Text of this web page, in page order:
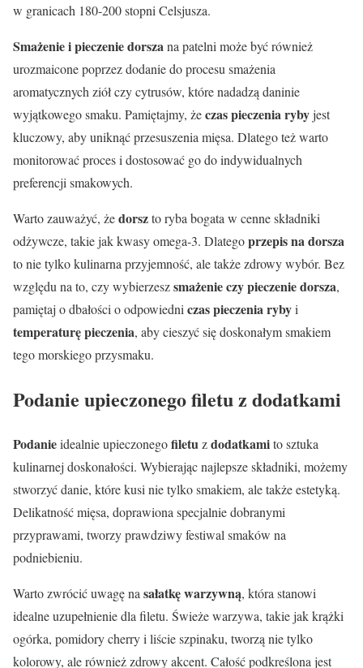
w granicach 180-200 stopni Celsjusza.
Smażenie i pieczenie dorszana patelni może być również
urozmaicone poprzez dodanie do procesu smażenia
aromatycznych ziół czy cytrusów, które nadadzą daninie
wyjątkowego smaku. Pamiętajmy, żeczas pieczenia rybyjest
kluczowy, aby uniknąć przesuszenia mięsa. Dlatego też warto
monitorować proces i dostosować go do indywidualnych
preferencji smakowych.
Warto zauważyć, żedorszto ryba bogata w cenne składniki
odżywcze, takie jak kwasy omega-3. Dlategoprzepis na dorsza
to nie tylko kulinarna przyjemność, ale także zdrowy wybór. Bez
względu na to, czy wybierzeszsmażenie czy pieczenie dorsza,
pamiętaj o dbałości o odpowiedni czas pieczenia rybyi
temperaturę pieczenia, aby cieszyć się doskonałym smakiem
tego morskiego przysmaku.
Podanie upieczonego filetu z dodatkami
Podanieidealnie upieczonegofiletu zdodatkamito sztuka
kulinarnej doskonałości. Wybierając najlepsze składniki, możemy
stworzyć danie, które kusi nie tylko smakiem, ale także estetyką.
Delikatność mięsa, doprawiona specjalnie dobranymi
przyprawami, tworzy prawdziwy festiwal smaków na
podniebieniu.
Warto zwrócić uwagę na sałatkę warzywną, która stanowi
idealne uzupełnienie dla filetu. Świeże warzywa, takie jak krążki
ogórka, pomidory cherry i liście szpinaku, tworzą nie tylko
kolorowy, ale również zdrowy akcent. Całość podkreślona jest